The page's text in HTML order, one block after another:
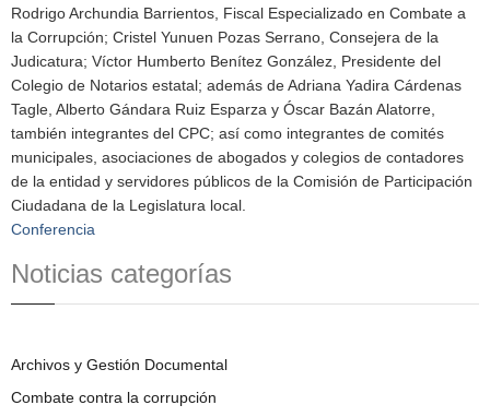
Rodrigo Archundia Barrientos, Fiscal Especializado en Combate a
la Corrupción; Cristel Yunuen Pozas Serrano, Consejera de la
Judicatura; Víctor Humberto Benítez González, Presidente del
Colegio de Notarios estatal; además de Adriana Yadira Cárdenas
Tagle, Alberto Gándara Ruiz Esparza y Óscar Bazán Alatorre,
también integrantes del CPC; así como integrantes de comités
municipales, asociaciones de abogados y colegios de contadores
de la entidad y servidores públicos de la Comisión de Participación
Ciudadana de la Legislatura local.
Conferencia
Noticias categorías
Archivos y Gestión Documental
Combate contra la corrupción